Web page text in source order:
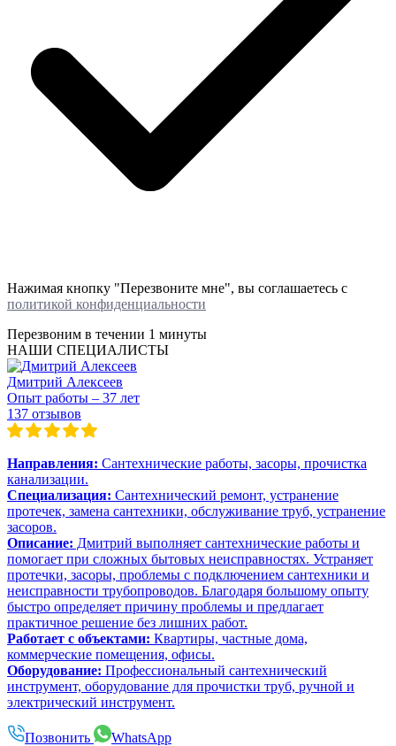
Нажимая кнопку "Перезвоните мне", вы соглашаетесь с
политикой конфиденциальности
Перезвоним в течении 1 минуты
НАШИ СПЕЦИАЛИСТЫ
Дмитрий Алексеев
Опыт работы – 37 лет
137 отзывов
Направления: Сантехнические работы, засоры, прочистка
канализации.
Специализация: Сантехнический ремонт, устранение
протечек, замена сантехники, обслуживание труб, устранение
засоров.
Описание: Дмитрий выполняет сантехнические работы и
помогает при сложных бытовых неисправностях. Устраняет
протечки, засоры, проблемы с подключением сантехники и
неисправности трубопроводов. Благодаря большому опыту
быстро определяет причину проблемы и предлагает
практичное решение без лишних работ.
Работает с объектами: Квартиры, частные дома,
коммерческие помещения, офисы.
Оборудование: Профессиональный сантехнический
инструмент, оборудование для прочистки труб, ручной и
электрический инструмент.
Позвонить WhatsApp